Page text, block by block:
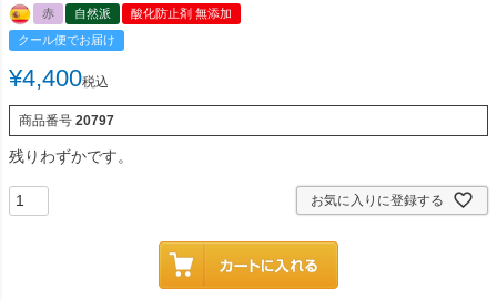
赤 自然派
酸化防止剤 無添加
クール便でお届け
¥4,400税込
商品番号 20797
残りわずかです。
お気に入りに登録する